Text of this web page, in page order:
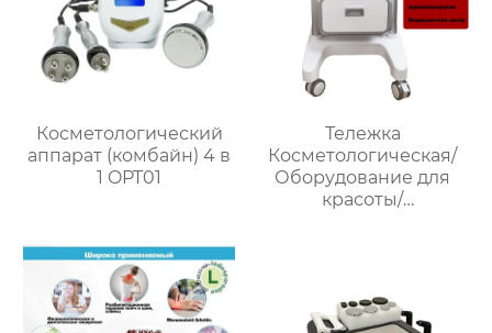
Косметологический
аппарат (комбайн) 4 в
1 OPT01
Тележка
Косметологическая/
Оборудование для
красоты/